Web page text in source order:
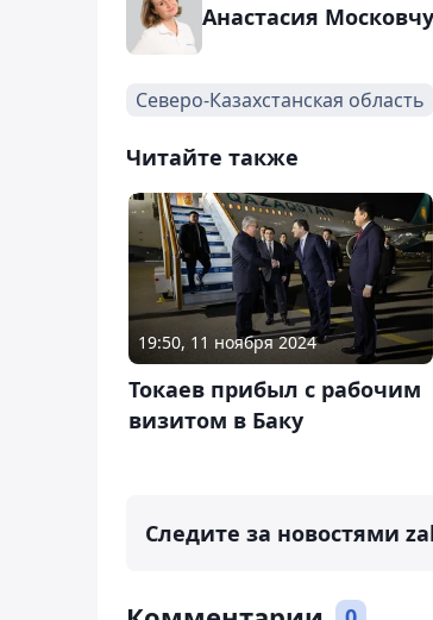
Анастасия
Северо-Казахстанская область
Читайте также
19:50, 11 ноября 2024
Токаев прибыл с рабочим
визитом в Баку
Следите за новостями